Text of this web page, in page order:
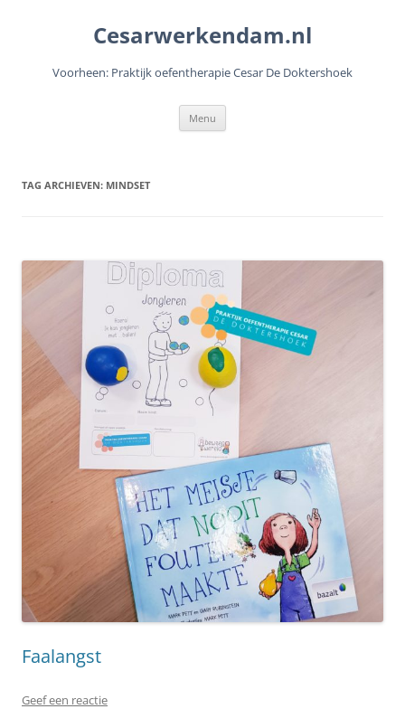
Cesarwerkendam.nl
Voorheen: Praktijk oefentherapie Cesar De Doktershoek
Menu
TAG ARCHIEVEN: MINDSET
Faalangst
Geef een reactie